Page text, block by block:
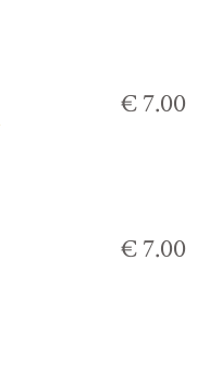
€ 7.00
€ 7.00